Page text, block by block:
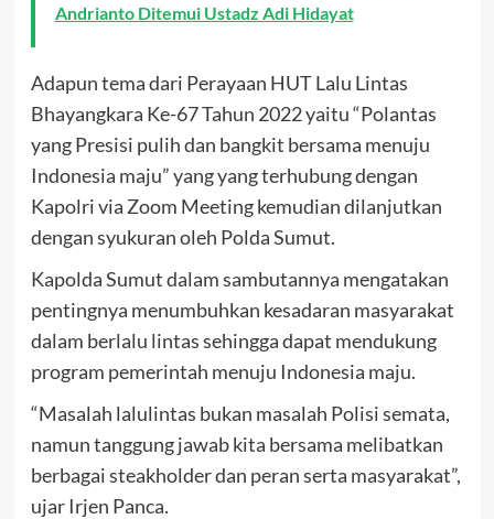
Andrianto Ditemui Ustadz Adi Hidayat
Adapun tema dari Perayaan HUT Lalu Lintas
Bhayangkara Ke-67 Tahun 2022 yaitu “Polantas
yang Presisi pulih dan bangkit bersama menuju
Indonesia maju” yang yang terhubung dengan
Kapolri via Zoom Meeting kemudian dilanjutkan
dengan syukuran oleh Polda Sumut.
Kapolda Sumut dalam sambutannya mengatakan
pentingnya menumbuhkan kesadaran masyarakat
dalam berlalu lintas sehingga dapat mendukung
program pemerintah menuju Indonesia maju.
“Masalah lalulintas bukan masalah Polisi semata,
namun tanggung jawab kita bersama melibatkan
berbagai steakholder dan peran serta masyarakat”,
ujar Irjen Panca.